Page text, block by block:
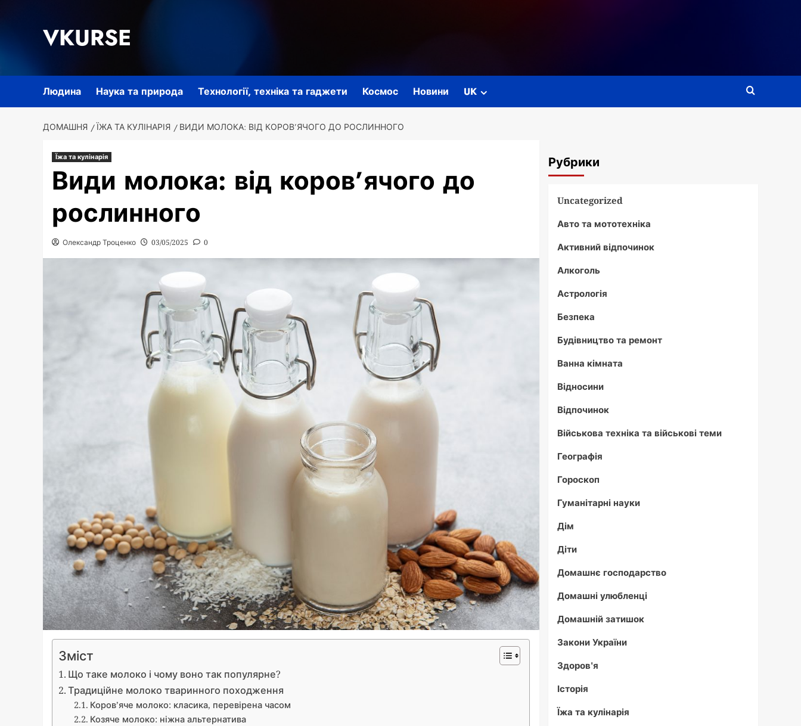
VKURSE
Людина Наука та природа Технології, техніка та гаджети Космос Новини UK
ДОМАШНЯ ЇЖА ТА КУЛІНАРІЯ ВИДИ МОЛОКА: ВІД КОРОВ’ЯЧОГО ДО РОСЛИННОГО
Їжа та кулінарія
Види молока: від коров’ячого до
рослинного
Олександр Троценко 03/05/2025 0
Зміст
Що таке молоко і чому воно так популярне?
Традиційне молоко тваринного походження
Коров’яче молоко: класика, перевірена часом
Козяче молоко: ніжна альтернатива
Рубрики
Uncategorized
Авто та мототехніка
Активний відпочинок
Алкоголь
Астрологія
Безпека
Будівництво та ремонт
Ванна кімната
Відносини
Відпочинок
Військова техніка та військові теми
Географія
Гороскоп
Гуманітарні науки
Дім
Діти
Домашнє господарство
Домашні улюбленці
Домашній затишок
Закони України
Здоров'я
Історія
Їжа та кулінарія